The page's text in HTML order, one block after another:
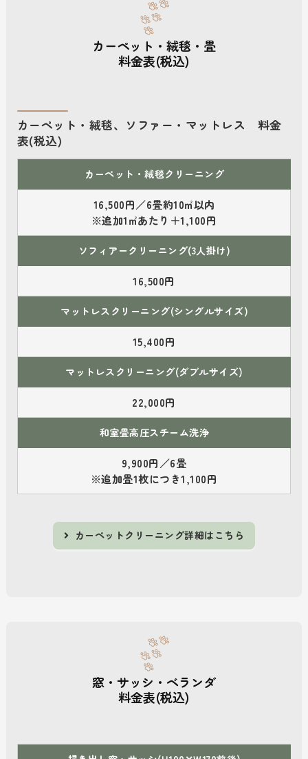
カーペット・絨毯・畳
料金表(税込)
カーペット・絨毯、ソファー・マットレス 料金
表(税込)
カーペット・絨毯クリーニング
16,500円／6畳約10㎡以内
※追加1㎡あたり＋1,100円
ソフィアークリーニング(3人掛け)
16,500円
マットレスクリーニング(シングルサイズ)
15,400円
マットレスクリーニング(ダブルサイズ)
22,000円
和室畳高圧スチーム洗浄
9,900円／6畳
※追加畳1枚につき1,100円
カーペットクリーニング詳細はこちら
窓・サッシ・ベランダ
料金表(税込)